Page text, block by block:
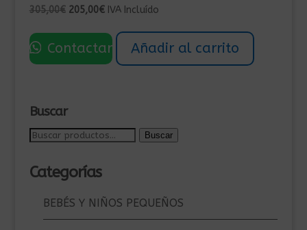
305,00€ El
original
era:
205,00€El
actual
es:
IVA Incluído
Contactar Añadir al carrito
Buscar
Buscar
Buscar
Categorías
BEBÉS Y NIÑOS PEQUEÑOS